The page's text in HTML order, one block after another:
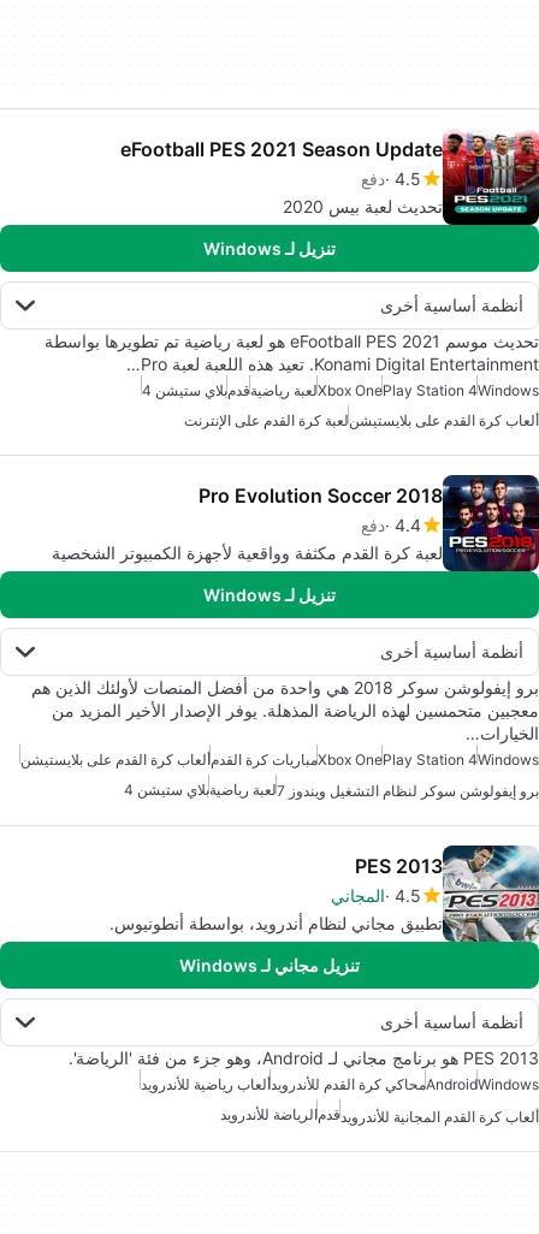
eFootball PES 2021 Season Update
4.5 دفع
تحديث لعبة بيس 2020
تنزيل لـ Windows
أنظمة أساسية أخرى
تحديث موسم eFootball PES 2021 هو لعبة رياضية تم تطويرها بواسطة
Konami Digital Entertainment. تعيد هذه اللعبة لعبة Pro…
Windows
Play Station 4
Xbox Oneلعبة رياضيةقدمبلاي ستيشن 4
ألعاب كرة القدم على بلايستيشنلعبة كرة القدم على الإنترنت
Pro Evolution Soccer 2018
4.4 دفع
لعبة كرة القدم مكثفة وواقعية لأجهزة الكمبيوتر الشخصية
تنزيل لـ Windows
أنظمة أساسية أخرى
برو إيفولوشن سوكر 2018 هي واحدة من أفضل المنصات لأولئك الذين هم
معجبين متحمسين لهذه الرياضة المذهلة. يوفر الإصدار الأخير المزيد من
الخيارات…
Windows
Play Station 4
Xbox Oneمباريات كرة القدمألعاب كرة القدم على بلايستيشن
برو إيفولوشن سوكر لنظام التشغيل ويندوز 7
لعبة رياضيةبلاي ستيشن 4
PES 2013
4.5 المجاني
تطبيق مجاني لنظام أندرويد، بواسطة أنطونيوس.
تنزيل مجاني لـ Windows
أنظمة أساسية أخرى
PES 2013 هو برنامج مجاني لـ Android، وهو جزء من فئة 'الرياضة'.
Windows
Androidمحاكي كرة القدم للأندرويدألعاب رياضية للأندرويد
ألعاب كرة القدم المجانية للأندرويدقدمالرياضة للأندرويد